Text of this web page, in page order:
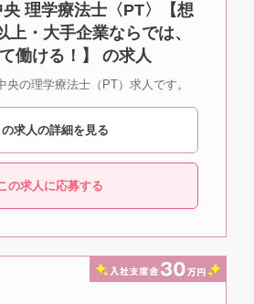
理学療法士〈PT〉【想
上・大手企業ならでは、
働ける！】 の求人
央の理学療法士（PT）求人です。
の求人の詳細を見る
の求人に応募する